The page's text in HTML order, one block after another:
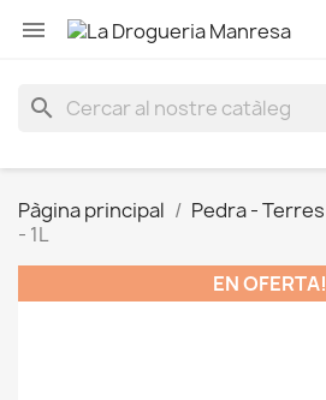

search
Pàgina principal Pedra - Terres
- 1L
EN OFERTA!